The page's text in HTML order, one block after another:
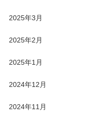
2025年3月
2025年2月
2025年1月
2024年12月
2024年11月